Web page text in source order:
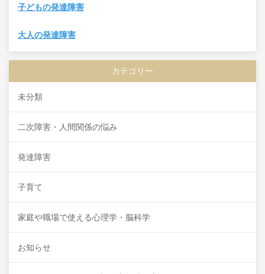
子どもの発達障害
大人の発達障害
カテゴリー
未分類
二次障害・人間関係の悩み
発達障害
子育て
家庭や職場で使える心理学・脳科学
お知らせ